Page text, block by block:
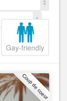
Gay-friendly
Coup de coeur